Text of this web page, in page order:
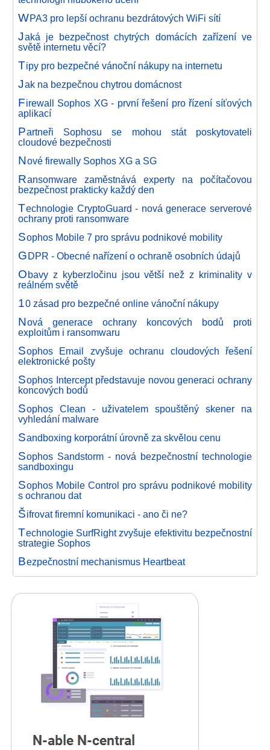
WPA3 pro lepší ochranu bezdrátových WiFi sítí
Jaká je bezpečnost chytrých domácích zařízení ve
světě internetu věcí?
Tipy pro bezpečné vánoční nákupy na internetu
Jak na bezpečnou chytrou domácnost
Firewall Sophos XG - první řešení pro řízení síťových
aplikací
Partneři Sophosu se mohou stát poskytovateli
cloudové bezpečnosti
Nové firewally Sophos XG a SG
Ransomware zaměstnává experty na počítačovou
bezpečnost prakticky každý den
Technologie CryptoGuard - nová generace serverové
ochrany proti ransomware
Sophos Mobile 7 pro správu podnikové mobility
GDPR - Obecné nařízení o ochraně osobních údajů
Obavy z kyberzločinu jsou větší než z kriminality v
reálném světě
10 zásad pro bezpečné online vánoční nákupy
Nová generace ochrany koncových bodů proti
exploitům i ransomwaru
Sophos Email zvyšuje ochranu cloudových řešení
elektronické pošty
Sophos Intercept představuje novou generaci ochrany
koncových bodů
Sophos Clean - uživatelem spouštěný skener na
vyhledání malware
Sandboxing korporátní úrovně za skvělou cenu
Sophos Sandstorm - nová bezpečnostní technologie
sandboxingu
Sophos Mobile Control pro správu podnikové mobility
s ochranou dat
Šifrovat firemní komunikaci - ano či ne?
Technologie SurfRight zvyšuje efektivitu bezpečnostní
strategie Sophos
Bezpečnostní mechanismus Heartbeat